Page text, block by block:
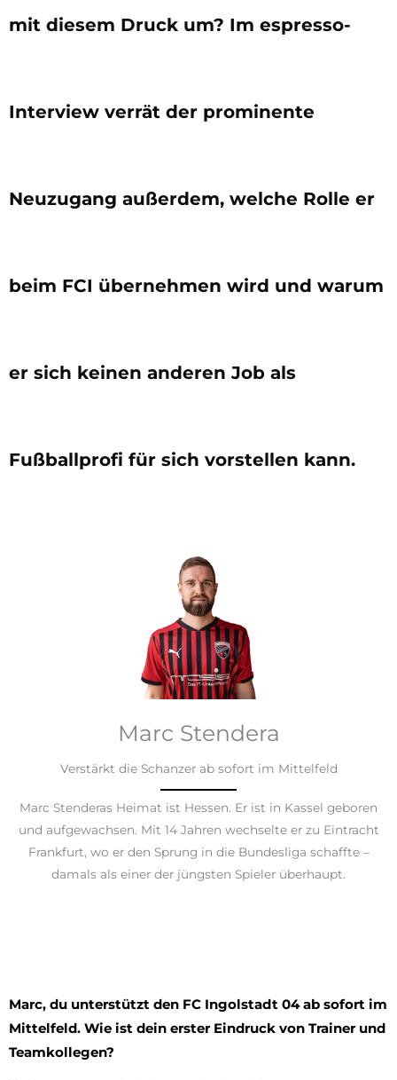
mit diesem Druck um? Im espresso-
Interview verrät der prominente
Neuzugang außerdem, welche Rolle er
beim FCI übernehmen wird und warum
er sich keinen anderen Job als
Fußballprofi für sich vorstellen kann.
Marc Stendera
Verstärkt die Schanzer ab sofort im Mittelfeld
Marc Stenderas Heimat ist Hessen. Er ist in Kassel geboren
und aufgewachsen. Mit 14 Jahren wechselte er zu Eintracht
Frankfurt, wo er den Sprung in die Bundesliga schaffte –
damals als einer der jüngsten Spieler überhaupt.
Marc, du unterstützt den FC Ingolstadt 04 ab sofort im
Mittelfeld. Wie ist dein erster Eindruck von Trainer und
Teamkollegen?